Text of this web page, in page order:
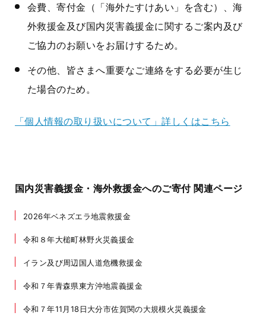
会費、寄付金（「海外たすけあい」を含む）、海
外救援金及び国内災害義援金に関するご案内及び
ご協力のお願いをお届けするため。
その他、皆さまへ重要なご連絡をする必要が生じ
た場合のため。
「個人情報の取り扱いについて」詳しくはこちら
国内災害義援金・海外救援金へのご寄付 関連ページ
2026年ベネズエラ地震救援金
令和８年大槌町林野火災義援金
イラン及び周辺国人道危機救援金
令和７年青森県東方沖地震義援金
令和７年11月18日大分市佐賀関の大規模火災義援金